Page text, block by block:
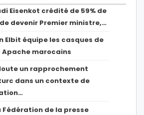
Eisenkot crédité de 59% de
devenir Premier ministre,…
Elbit équipe les casques de
Apache marocains
un rapprochement
dans un contexte de
Fédération de la presse